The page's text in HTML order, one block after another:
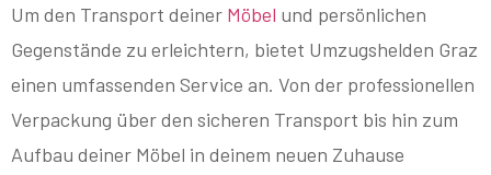
Um den Transport deiner Möbel und persönlichen
Gegenstände zu erleichtern, bietet Umzugshelden Graz
einen umfassenden Service an. Von der professionellen
Verpackung über den sicheren Transport bis hin zum
Aufbau deiner Möbel in deinem neuen Zuhause